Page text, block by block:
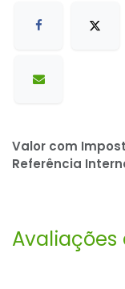
Valor com
Referência
Avaliações